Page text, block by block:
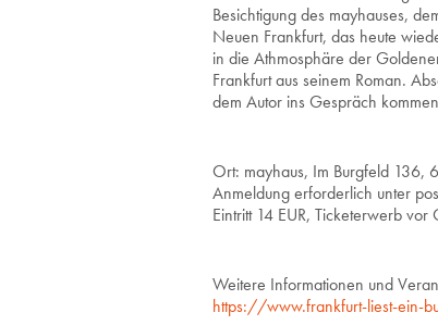
Besichtigung des mayhauses,
Neuen Frankfurt, das heute
in die Athmosphäre der
Frankfurt aus seinem Roman.
dem Autor ins Gespräch
Ort: mayhaus, Im Burgfeld 136,
Anmeldung erforderlich unter
Eintritt 14 EUR, Ticketerwerb vor
Weitere Informationen und
https://www.frankfurt-liest-ein-